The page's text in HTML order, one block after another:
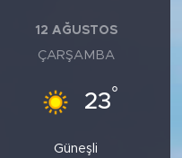
12 AĞUSTOS
ÇARŞAMBA
23°
Güneşli